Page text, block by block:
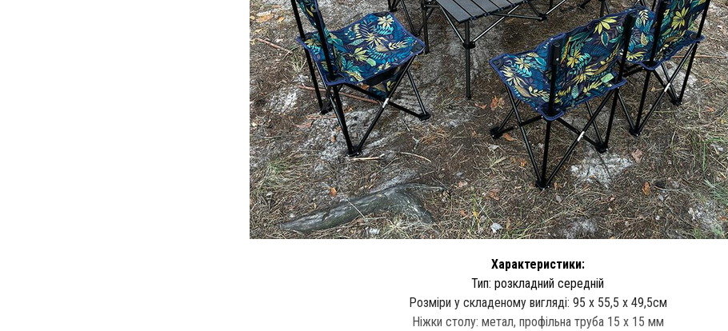
Характеристики:
Тип: розкладний середній
Розміри у складеному вигляді: 95 х 55,5 х 49,5см
Ніжки столу: метал, профільна труба 15 х 15 мм